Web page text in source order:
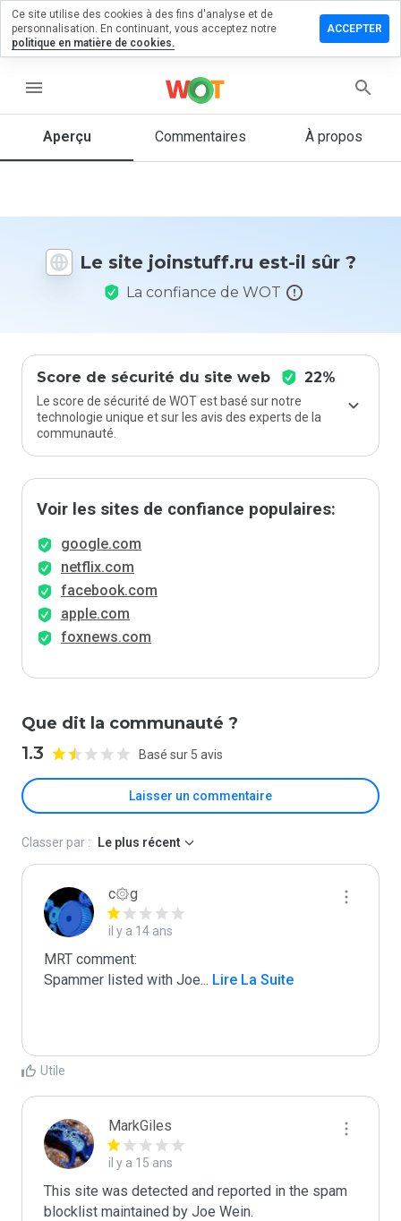
menu
Aperçu Commentaires À propos
Le site joinstuff.ru est-il sûr ?
La confiance de WOT
Score de sécurité du site web 22%
Le score de sécurité de WOT est basé sur notre
technologie unique et sur les avis des experts de la
communauté.
Voir les sites de confiance populaires:
google.com
netflix.com
facebook.com
apple.com
foxnews.com
Que dit la communauté ?
1.3 Basé sur 5 avis
Laisser un commentaire
un
1 et 5
vous à ce
Classer par : Le plus récent
c۞g
il y a 14 ans
MRT comment:
Spammer listed with Joe... Lire La Suite
Utile
MarkGiles
il y a 15 ans
This site was detected and reported in the spam
blocklist maintained by Joe Wein.
Ce site utilise des cookies à des fins d'analyse et de
personnalisation. En continuant, vous acceptez notre
politique en matière de cookies.
ACCEPTER